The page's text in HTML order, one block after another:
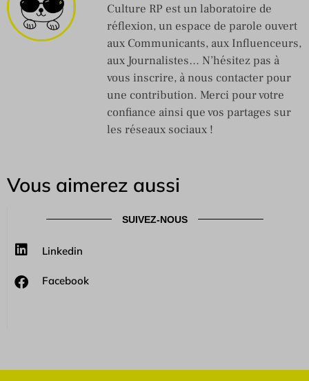
Culture RP est un laboratoire de
réflexion, un espace de parole ouvert
aux Communicants, aux Influenceurs,
aux Journalistes… N’hésitez pas à
vous inscrire, à nous contacter pour
une contribution. Merci pour votre
confiance ainsi que vos partages sur
les réseaux sociaux !
Vous aimerez aussi
SUIVEZ-NOUS
Linkedin
Facebook